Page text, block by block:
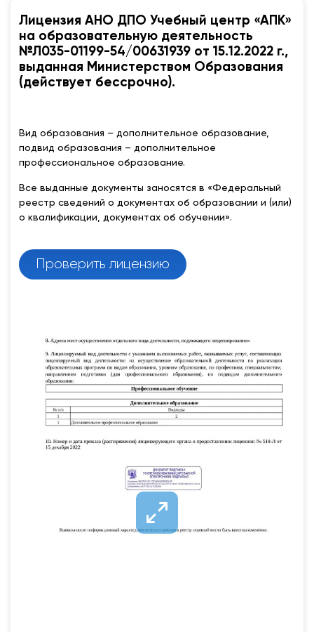
Лицензия АНО ДПО Учебный центр «АПК»
на образовательную деятельность
№Л035-01199-54/00631939 от 15.12.2022 г.,
выданная Министерством Образования
(действует бессрочно).
Вид образования – дополнительное образование,
подвид образования – дополнительное
профессиональное образование.
Все выданные документы заносятся в «Федеральный
реестр сведений о документах об образовании и (или)
о квалификации, документах об обучении».
Проверить лицензию